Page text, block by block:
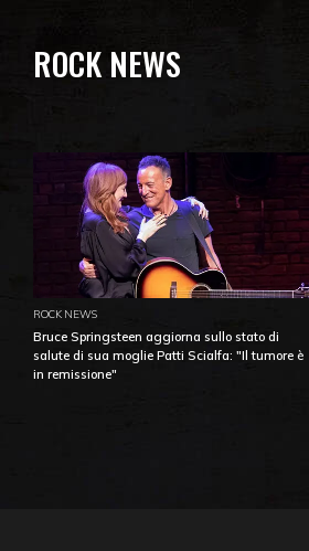
ROCK NEWS
ROCK NEWS
Bruce Springsteen aggiorna sullo stato di
salute di sua moglie Patti Scialfa: "Il tumore è
in remissione"